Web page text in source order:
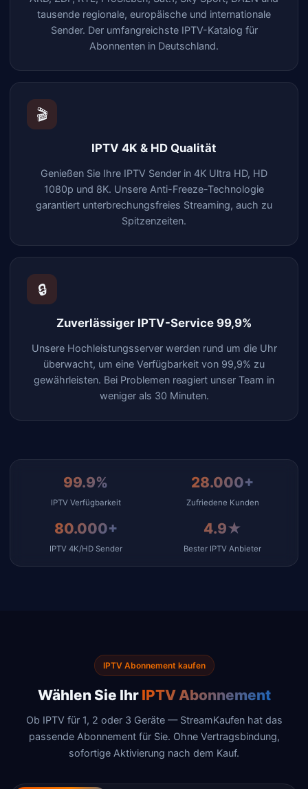
tausende regionale, europäische und internationale
Sender. Der umfangreichste IPTV-Katalog für
Abonnenten in Deutschland.
🎬
IPTV 4K & HD Qualität
Genießen Sie Ihre IPTV Sender in 4K Ultra HD, HD
1080p und 8K. Unsere Anti-Freeze-Technologie
garantiert unterbrechungsfreies Streaming, auch zu
Spitzenzeiten.
🔒
Zuverlässiger IPTV-Service 99,9%
Unsere Hochleistungsserver werden rund um die Uhr
überwacht, um eine Verfügbarkeit von 99,9% zu
gewährleisten. Bei Problemen reagiert unser Team in
weniger als 30 Minuten.
99.9%
IPTV Verfügbarkeit
28.000+
Zufriedene Kunden
80.000+
IPTV 4K/HD Sender
4.9★
Bester IPTV Anbieter
IPTV Abonnement kaufen
Wählen Sie Ihr IPTV Abonnement
Ob IPTV für 1, 2 oder 3 Geräte — StreamKaufen hat das
passende Abonnement für Sie. Ohne Vertragsbindung,
sofortige Aktivierung nach dem Kauf.